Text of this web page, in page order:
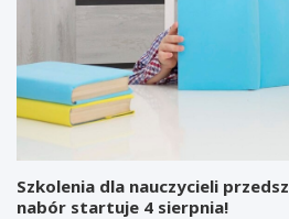
Szkolenia dla nauczycieli
nabór startuje 4 sierpnia!